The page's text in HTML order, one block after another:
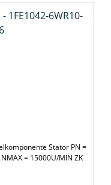
Stator PN =
= 15000U/MIN ZK